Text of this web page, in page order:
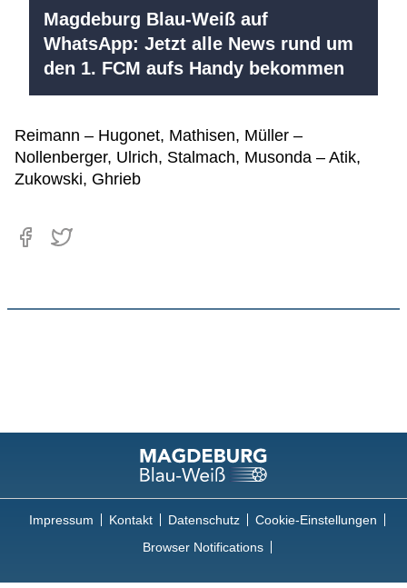
Magdeburg Blau-Weiß auf
WhatsApp: Jetzt alle News rund um
den 1. FCM aufs Handy bekommen
Reimann – Hugonet, Mathisen, Müller –
Nollenberger, Ulrich, Stalmach, Musonda – Atik,
Zukowski, Ghrieb
Impressum Kontakt Datenschutz
Cookie-Einstellungen
Browser Notifications